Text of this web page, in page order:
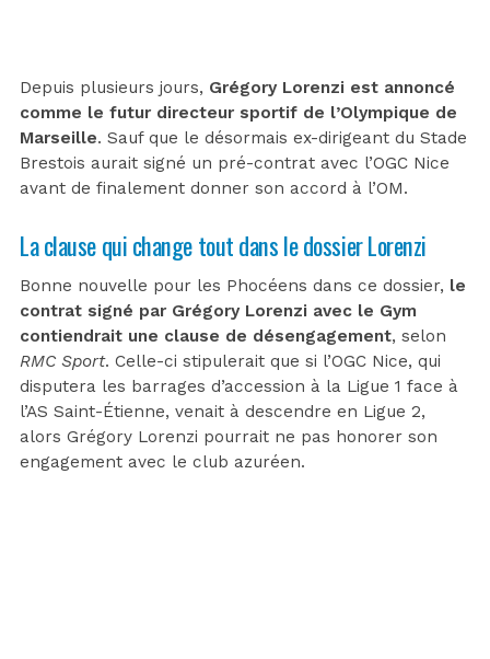
Depuis plusieurs jours, Grégory Lorenzi est annoncé
comme le futur directeur sportif de l’Olympique de
Marseille. Sauf que le désormais ex-dirigeant du Stade
Brestois aurait signé un pré-contrat avec l’OGC Nice
avant de finalement donner son accord à l’OM.
La clause qui change tout dans le dossier Lorenzi
Bonne nouvelle pour les Phocéens dans ce dossier, le
contrat signé par Grégory Lorenzi avec le Gym
contiendrait une clause de désengagement, selon
RMC Sport. Celle-ci stipulerait que si l’OGC Nice, qui
disputera les barrages d’accession à la Ligue 1 face à
l’AS Saint-Étienne, venait à descendre en Ligue 2,
alors Grégory Lorenzi pourrait ne pas honorer son
engagement avec le club azuréen.